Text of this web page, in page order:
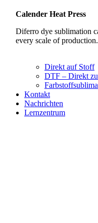
Calender Heat Press
Diferro dye sublimation
every scale of production.
Direkt auf Stoff
DTF – Direkt
Kontakt
Nachrichten
Lernzentrum